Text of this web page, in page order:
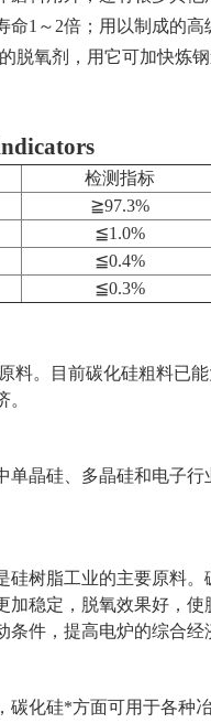
1～2倍；用以制成的
脱氧剂，用它可加快炼
检测指标
≧97.3%
≦1.0%
≦0.4%
≦0.3%
料。目前碳化硅粗料已
晶硅、多晶硅和电子行
树脂工业的主要原料
稳定，脱氧效果好，
件，提高电炉的综合经
化硅*方面可用于各种